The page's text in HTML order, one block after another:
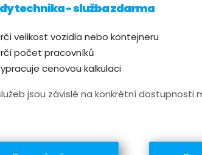
technika - služba zdarma
velikost vozidla nebo kontejneru
počet pracovníků
cenovou kalkulaci
jsou závislé na konkrétní